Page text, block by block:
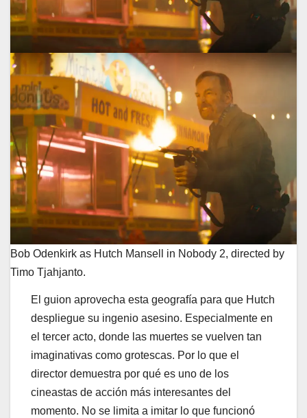
Bob Odenkirk as Hutch Mansell in Nobody 2, directed by
Timo Tjahjanto.
El guion aprovecha esta geografía para que Hutch
despliegue su ingenio asesino. Especialmente en
el tercer acto, donde las muertes se vuelven tan
imaginativas como grotescas. Por lo que el
director demuestra por qué es uno de los
cineastas de acción más interesantes del
momento. No se limita a imitar lo que funcionó